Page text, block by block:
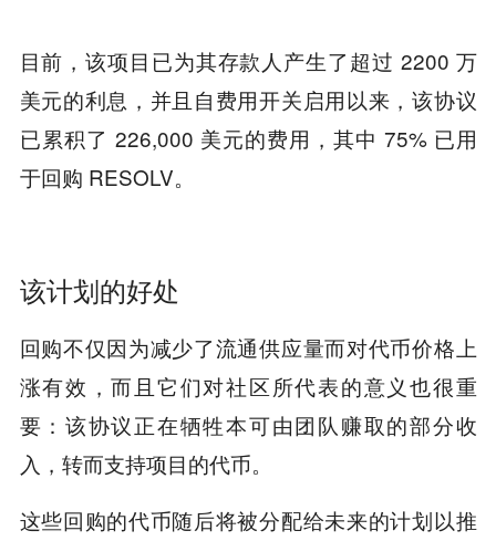
目前，该项目已为其存款人产生了超过 2200 万
美元的利息，并且自费用开关启用以来，该协议
已累积了 226,000 美元的费用，其中 75% 已用
于回购 RESOLV。
该计划的好处
回购不仅因为减少了流通供应量而对代币价格上
涨有效，而且它们对社区所代表的意义也很重
要：该协议正在牺牲本可由团队赚取的部分收
入，转而支持项目的代币。
这些回购的代币随后将被分配给未来的计划以推